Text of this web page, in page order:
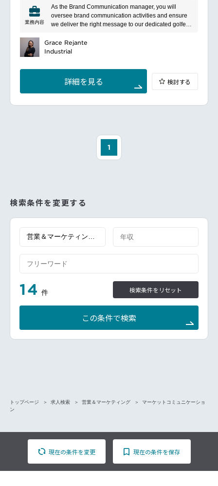
Measure ROI, define KPIs and be responsible for
budget planning and monitoring
Leverage analytics and analyse clients’ behaviour to
Stay up to date with digital technology developments
and trends in the market
売されています。顧客には、プロゴルファーから一般
のゴルファーまで幅広い層がいます。日本での一層の
シェア拡大を目指し、明るく活気のある環境で働くス
業務内容
As the Brand Communication manager, you will
oversee brand communication activities and ensure
we deliver the right message to our dedicated golfers
theleading-edge communication technologies and we
acquire new Membership members. We are looking
and inspire a team of brand communication team.
Main responsibilities:
Collect and assess the dedicated golfers’ insight,
identify their needs and develop events by
platforms, including Facebook, Instagram and
Identify brand-building opportunities and maximize
Responsible for developing and executing PR
strategy for Digital Marketing
Lead Brand Marketing Team and provide coaching &
guidance to members.
Grace Rejante
Industrial
詳細を見る 検討する
1
検索条件を変更する
14 件
この条件で検索
検索条件をリセット
トップページ 求人検索 営業＆マーケティング
マーケットコミュニケーショ
ン
現在の条件を変更 現在の条件を保存